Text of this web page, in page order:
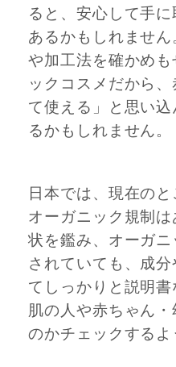
ると、安心して手
あるかもしれませ
や加工法を確かめ
ックコスメだから
て使える」と思い
るかもしれません。
日本では、現在の
オーガニック規制
状を鑑み、オーガ
されていても、成
てしっかりと説明
肌の人や赤ちゃん
のかチェックするよ